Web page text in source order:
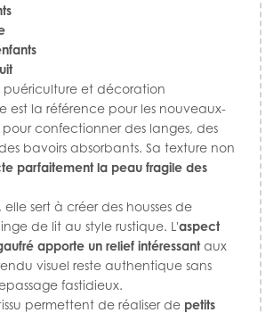
puériculture et décoration
est la référence pour les nouveaux-
pour confectionner des langes, des
bavoirs absorbants. Sa texture non
parfaitement la peau fragile des
sert à créer des housses de
de lit au style rustique. L'aspect
apporte un relief intéressant aux
visuel reste authentique sans
fastidieux.
permettent de réaliser de petits